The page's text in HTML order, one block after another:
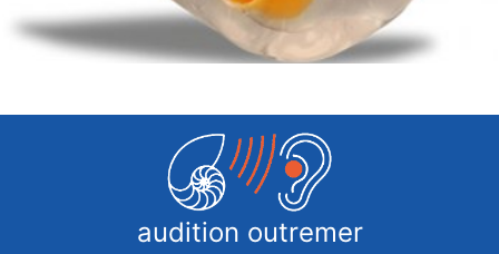
audition outremer